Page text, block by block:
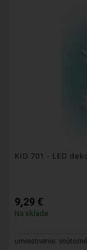
KID 701 - LED
9,29 €
Na sklade
umiestnenie: